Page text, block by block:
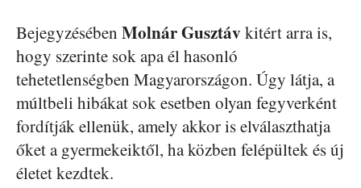
Bejegyzésében Molnár Gusztáv kitért arra is,
hogy szerinte sok apa él hasonló
tehetetlenségben Magyarországon. Úgy látja, a
múltbeli hibákat sok esetben olyan fegyverként
fordítják ellenük, amely akkor is elválaszthatja
őket a gyermekeiktől, ha közben felépültek és új
életet kezdtek.